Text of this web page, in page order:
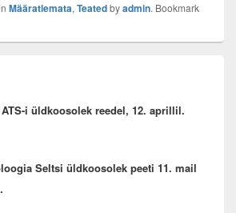
Määratlemata, Teatedbyadmin. Bookmark
i üldkoosolek reedel, 12. aprillil.
Seltsi üldkoosolek peeti 11. mail